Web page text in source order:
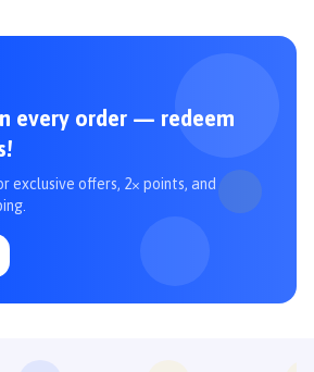
every order — redeem
exclusive offers, 2× points, and